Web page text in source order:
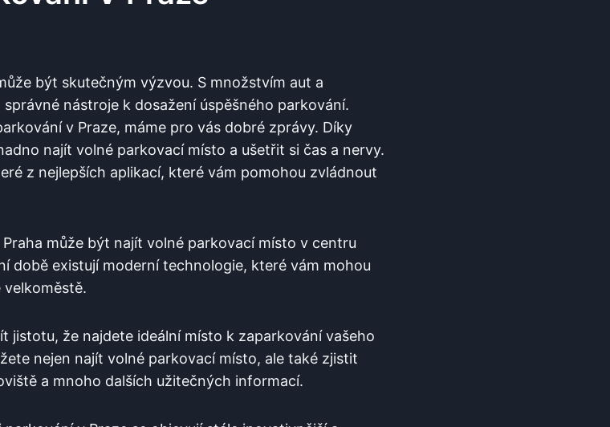
být skutečným výzvou. S‌ množstvím ​aut‌ a
‍nástroje⁤ k dosažení úspěšného‍ parkování.
v Praze,‍ máme⁤ pro vás dobré zprávy. Díky
⁢najít volné parkovací‍ místo a ušetřit si čas a ⁤nervy.
z nejlepších aplikací, které vám​ pomohou zvládnout
může být najít volné parkovací místo v‍ centru
době existují moderní ‌technologie, které vám mohou
jistotu, že ⁣najdete ideální místo k zaparkování vašeho
nejen ‌najít volné parkovací místo, ale také ​zjistit
a ⁤mnoho‌ dalších užitečných informací.